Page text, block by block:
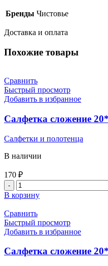
Бренды Чистовье
Доставка и оплата
Похожие товары
Сравнить
Быстрый просмотр
Добавить в избранное
Салфетка сложение
Салфетки и полотенца
В наличии
170 ₽
Количество
товара
сложение
20*20
Соты
шт.
BP
В корзину
Сравнить
Быстрый просмотр
Добавить в избранное
Салфетка сложение